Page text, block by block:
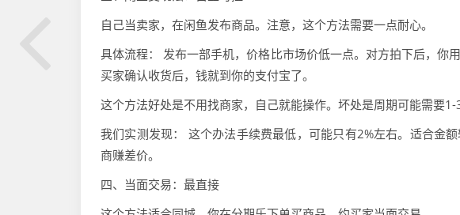
自己当卖家，在闲鱼发布商品。注意，这个方法需要一点耐心。
具体流程： 发布一部手机，价格比市场价低一点。对方拍下后，你
买家确认收货后，钱就到你的支付宝了。
这个方法好处是不用找商家，自己就能操作。坏处是周期可能需要
我们实测发现： 这个办法手续费最低，可能只有2%左右。适合金
商赚差价。
四、当面交易：最直接